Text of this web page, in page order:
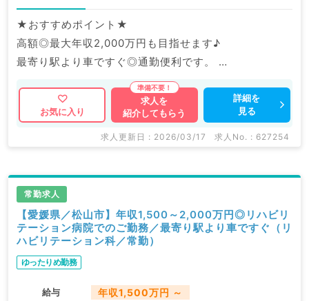
★おすすめポイント★
高額◎最大年収2,000万円も目指せます♪
最寄り駅より車ですぐ◎通勤便利です。
マイナビDOCTORでは病院やクリニックなどの医療機
関求人はもちろんのこと、
掲載情報以外にも産業医等の企業系求人も多数扱ってい
求人内容の詳細等はお気軽にお問合せ下さい。
お気に入り
求人を
紹介してもらう
詳細を
見る
求人更新日 : 2026/03/17 求人No. : 627254
常勤求人
【愛媛県／松山市】年収1,500～2,000万円◎リハビリ
テーション病院でのご勤務／最寄り駅より車ですぐ（リ
ハビリテーション科／常勤）
ゆったりめ勤務
給与 年収1,500万円 ～